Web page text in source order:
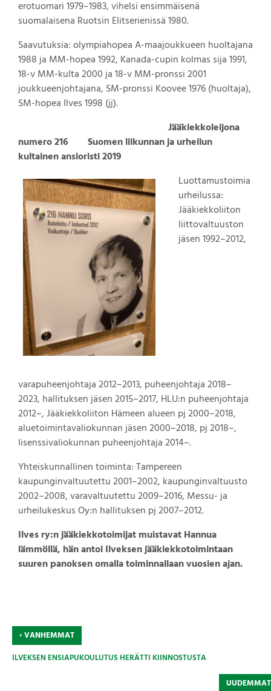
erotuomari 1979–1983, vihelsi ensimmäisenä
suomalaisena Ruotsin Elitserienissä 1980.
Saavutuksia: olympiahopea A-maajoukkueen huoltajana
1988 ja MM-hopea 1992, Kanada-cupin kolmas sija 1991,
18-v MM-kulta 2000 ja 18-v MM-pronssi 2001
joukkueenjohtajana, SM-pronssi Koovee 1976 (huoltaja),
SM-hopea Ilves 1998 (jj).
Jääkiekkoleijona
numero 216 Suomen liikunnan ja urheilun
kultainen ansioristi 2019
Luottamustoimia
urheilussa:
Jääkiekkoliiton
liittovaltuuston
jäsen 1992–2012,
varapuheenjohtaja 2012–2013, puheenjohtaja 2018–
2023, hallituksen jäsen 2015–2017, HLU:n puheenjohtaja
2012–, Jääkiekkoliiton Hämeen alueen pj 2000–2018,
aluetoimintavaliokunnan jäsen 2000–2018, pj 2018–,
lisenssivaliokunnan puheenjohtaja 2014–.
Yhteiskunnallinen toiminta: Tampereen
kaupunginvaltuutettu 2001–2002, kaupunginvaltuusto
2002–2008, varavaltuutettu 2009–2016, Messu- ja
urheilukeskus Oy:n hallituksen pj 2007–2012.
Ilves ry:n jääkiekkotoimijat muistavat Hannua
lämmöllä, hän antoi Ilveksen jääkiekkotoimintaan
suuren panoksen omalla toiminnallaan vuosien ajan.
‹VANHEMMAT
ILVEKSEN ENSIAPUKOULUTUS HERÄTTI KIINNOSTUSTA